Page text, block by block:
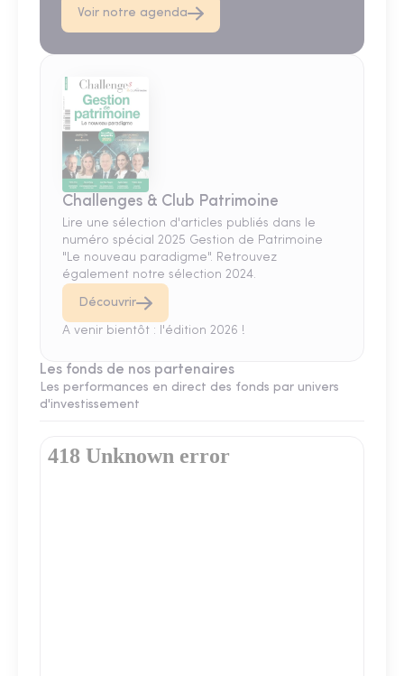
Voir notre agenda
Challenges & Club Patrimoine
Lire une sélection d'articles publiés dans le
numéro spécial 2025 Gestion de Patrimoine
"Le nouveau paradigme". Retrouvez
également notre sélection 2024.
Découvrir
A venir bientôt : l'édition 2026 !
Les fonds de nos partenaires
Les performances en direct des fonds par univers
d'investissement